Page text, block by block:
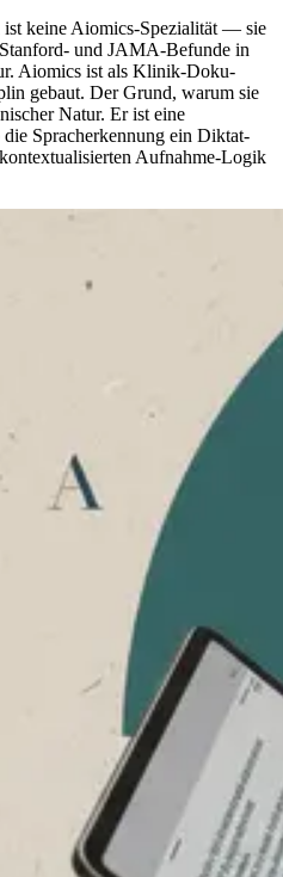
keine Aiomics-Spezialität — sie
und JAMA-Befunde in
Aiomics ist als Klinik-Doku-
gebaut. Der Grund, warum sie
Natur. Er ist eine
Spracherkennung ein Diktat-
Aufnahme-Logik